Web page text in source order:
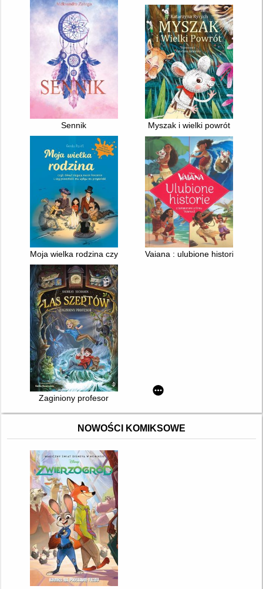
Sennik Myszak i wielki powrót
Moja wielka rodzina czyli Dokąd sięgają nasze korzenie i czy
Vaiana : ulubione historie
Zaginiony profesor
NOWOŚCI KOMIKSOWE